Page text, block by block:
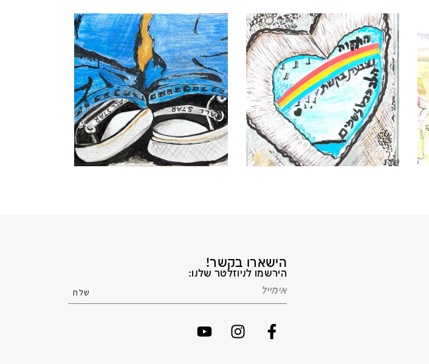
הישארו בקשר!
הירשמו לניוזלטר שלנו: